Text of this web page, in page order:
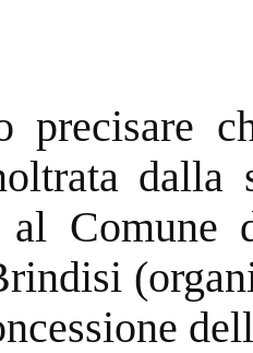
precisare
al Comune